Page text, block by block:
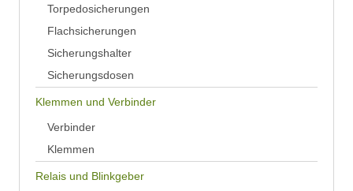
Torpedosicherungen
Flachsicherungen
Sicherungshalter
Sicherungsdosen
Klemmen und Verbinder
Verbinder
Klemmen
Relais und Blinkgeber